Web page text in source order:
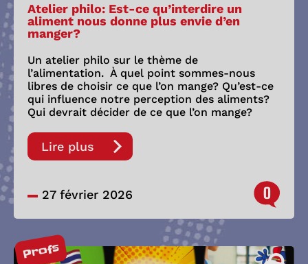
Atelier philo: Est-ce qu’interdire un
aliment nous donne plus envie d’en
manger?
Un atelier philo sur le thème de
l’alimentation. À quel point sommes-nous
libres de choisir ce que l’on mange? Qu’est-ce
qui influence notre perception des aliments?
Qui devrait décider de ce que l’on mange?
Lire plus
27 février 2026 0
Profs